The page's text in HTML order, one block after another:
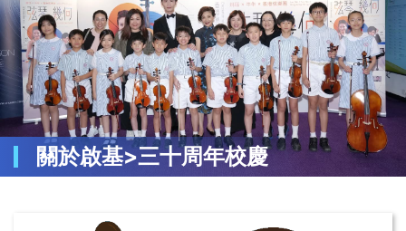
關於啟基>三十周年校慶